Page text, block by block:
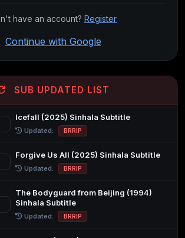
have an account? Register
Continue with Google
SUB UPDATED LIST
Icefall (2025) Sinhala Subtitle
Updated: BRRIP
Forgive Us All (2025) Sinhala Subtitle
Updated: BRRIP
The Bodyguard from Beijing (1994)
Sinhala Subtitle
Updated: BRRIP